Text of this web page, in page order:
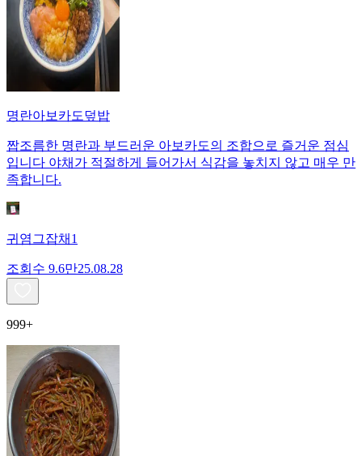
명란아보카도덮밥
짭조름한 명란과 부드러운 아보카도의 조합으로 즐거운 점심
입니다 야채가 적절하게 들어가서 식감을 놓치지 않고 매우 만
족합니다.
귀염그잡채1
조회수 9.6만25.08.28
999+